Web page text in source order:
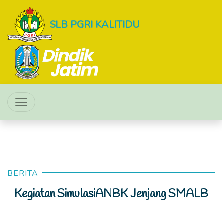
SLB PGRI KALITIDU
BERITA
Kegiatan SimulasiANBK Jenjang SMALB